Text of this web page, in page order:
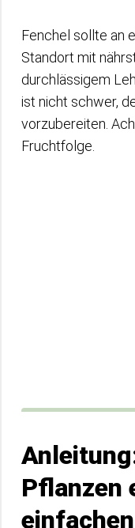
Fenchel sollte an
Standort mit
durchlässigem
ist nicht schwer,
vorzubereiten.
Fruchtfolge.
Pflanzen